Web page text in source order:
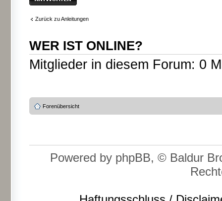
Zurück zu Anleitungen
WER IST ONLINE?
Mitglieder in diesem Forum: 0
Forenübersicht
Powered by phpBB, © Baldur